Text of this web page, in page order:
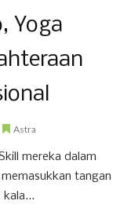
Yoga
Astra
mereka dalam
tangan
kala...